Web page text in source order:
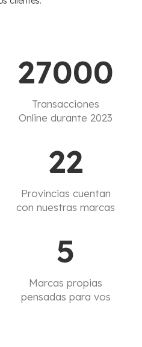
27000
Transacciones
Online durante 2023
22
Provincias cuentan
con nuestras marcas
5
Marcas propias
pensadas para vos